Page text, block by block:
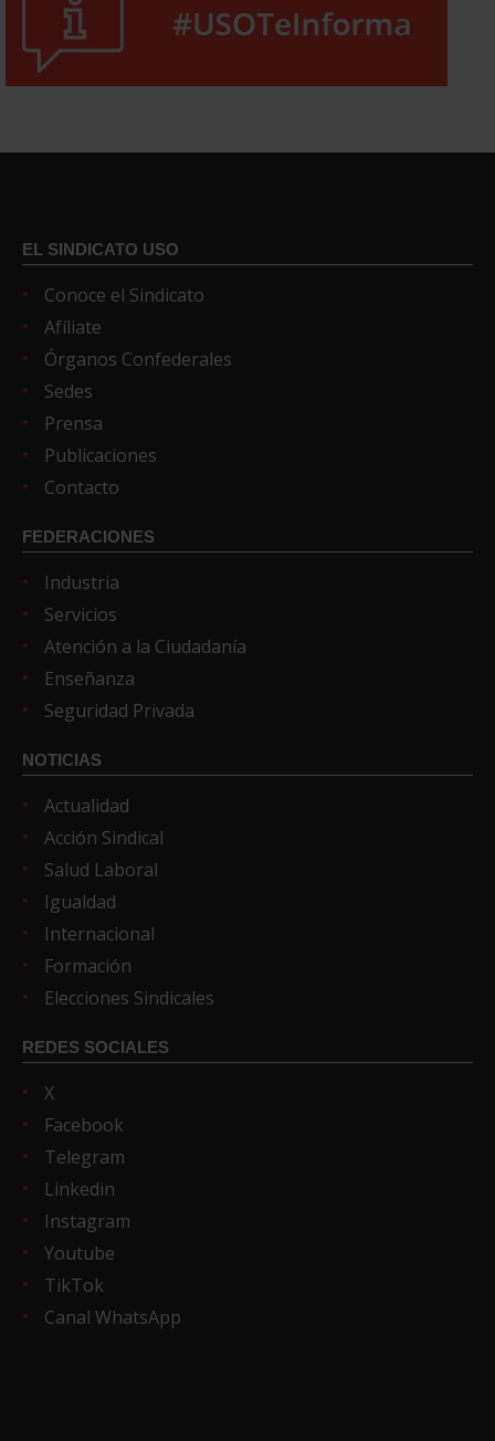
EL SINDICATO USO
Conoce el Sindicato
Afíliate
Órganos Confederales
Sedes
Prensa
Publicaciones
Contacto
FEDERACIONES
Industria
Servicios
Atención a la Ciudadanía
Enseñanza
Seguridad Privada
NOTICIAS
Actualidad
Acción Sindical
Salud Laboral
Igualdad
Internacional
Formación
Elecciones Sindicales
REDES SOCIALES
X
Facebook
Telegram
Linkedin
Instagram
Youtube
TikTok
Canal WhatsApp